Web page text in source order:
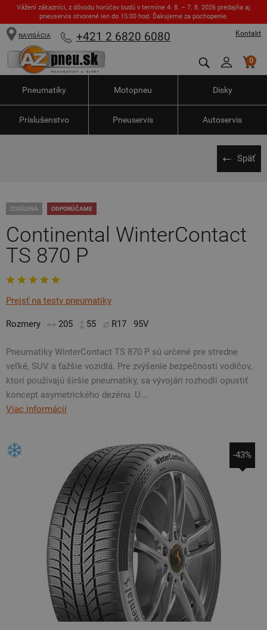
Vážení zákazníci, z dôvodu horúčav budú v termíne 4. 8. – 7. 8. 2026 predajňa aj
pneuservis otvorené len do 15:00 hod. Ďakujeme za pochopenie.
Kontakt
NAVIGÁCIA +421 2 6820 6080
0
Pneumatiky Motopneu Disky
Príslušenstvo Pneuservis Autoservis
Späť
ZOSÍLENÁ ODPORÚČAME
Continental WinterContact
TS 870 P
Prejsť na testy pneumatiky
Rozmery 205 55 R17 95V
Pneumatiky WinterContact TS 870 P sú určené pre stredne
veľké, SUV a ťažšie vozidlá. Pre zvýšenie bezpečnosti vodičov,
ktorí používajú širšie pneumatiky, sa vývojári rozhodli opustiť
koncept asymetrického dezénu. U...
Viac informácií
-43%